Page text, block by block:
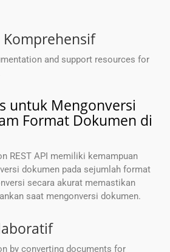
and support resources for
untuk Mengonversi
Format Dokumen di
REST API memiliki kemampuan
dokumen pada sejumlah format
secara akurat memastikan
saat mengonversi dokumen.
by converting documents for